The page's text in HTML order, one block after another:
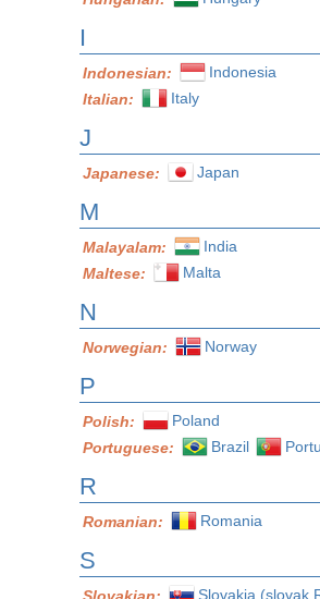
I
Indonesian:
Indonesia
Italian:
Italy
J
Japanese: Japan
M
Malayalam:
India
Maltese:
Malta
N
Norwegian: Norway
P
Polish:
Poland
Portuguese:
Brazil
R
Romanian: Romania
S
Slovakian:
Slovakia (slovak